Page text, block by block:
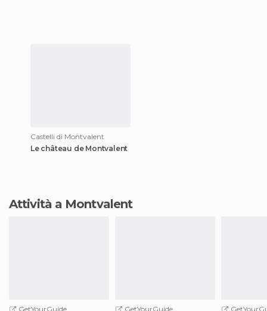
Castelli di Montvalent
Le château de Montvalent
Attività a Montvalent
GetYourGuide
GetYourGuide